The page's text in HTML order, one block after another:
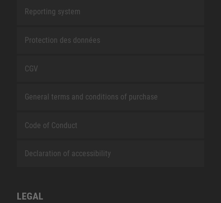
Reporting system
Protection des données
CGV
General terms and conditions of purchase
Code of Conduct
Declaration of accessibility
LEGAL